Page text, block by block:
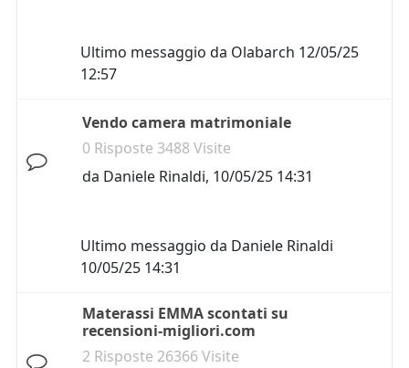
Ultimo messaggio da Olabarch 12/05/25
12:57
Vendo camera matrimoniale
0 Risposte 3488 Visite
da Daniele Rinaldi, 10/05/25 14:31
Ultimo messaggio da Daniele Rinaldi
10/05/25 14:31
Materassi EMMA scontati su
recensioni-migliori.com
2 Risposte 26366 Visite